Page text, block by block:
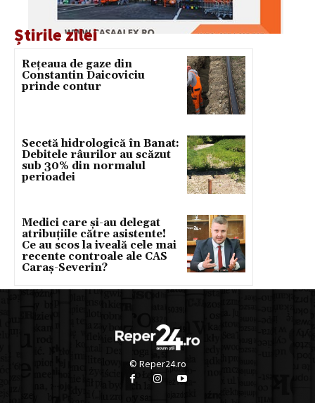
Știrile zilei
Rețeaua de gaze din
Constantin Daicoviciu
prinde contur
Secetă hidrologică în Banat:
Debitele râurilor au scăzut
sub 30% din normalul
perioadei
Medici care și-au delegat
atribuțiile către asistente!
Ce au scos la iveală cele mai
recente controale ale CAS
Caraș-Severin?
© Reper24.ro